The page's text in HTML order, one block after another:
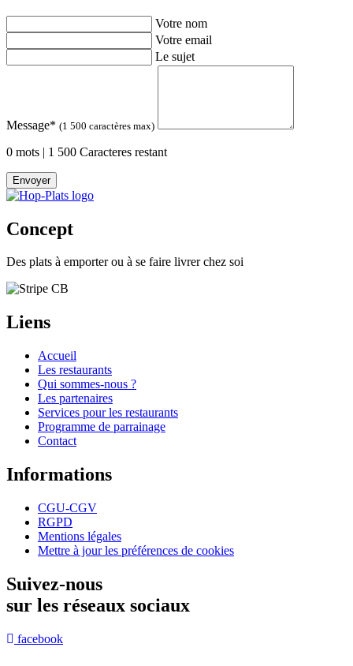
Votre nom
Votre email
Le sujet
Message* (1 500 caractères max)
0 mots | 1 500 Caracteres restant
Envoyer
Concept
Des plats à emporter ou à se faire livrer chez soi
Liens
Accueil
Les restaurants
Qui sommes-nous ?
Les partenaires
Services pour les restaurants
Programme de parrainage
Contact
Informations
CGU-CGV
RGPD
Mentions légales
Mettre à jour les préférences de cookies
Suivez-nous
sur les réseaux sociaux
facebook